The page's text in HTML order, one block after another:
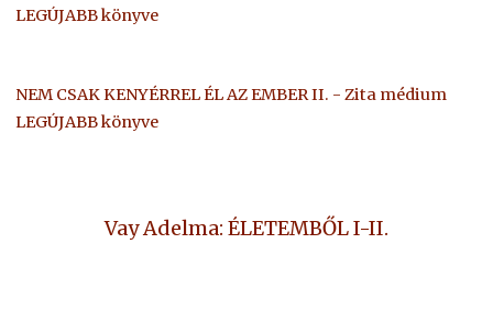
LEGÚJABB könyve
NEM CSAK KENYÉRREL ÉL AZ EMBER II. - Zita médium
LEGÚJABB könyve
Vay Adelma: ÉLETEMBŐL I-II.